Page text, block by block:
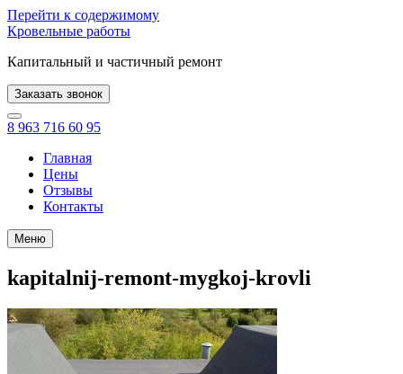
Перейти к содержимому
Кровельные работы
Капитальный и частичный ремонт
Заказать звонок
8 963 716 60 95
Главная
Цены
Отзывы
Контакты
Меню
kapitalnij-remont-mygkoj-krovli